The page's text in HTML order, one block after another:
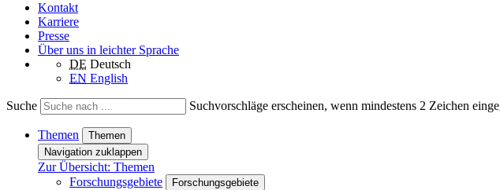
Kontakt
Karriere
Presse
Über uns in leichter Sprache
DE Deutsch
EN English
Suche Suchvorschläge erscheinen, wenn mindestens 2 Zeichen
Themen
Themen
Navigation zuklappen
Zur Übersicht: Themen
Forschungsgebiete
Forschungsgebiete